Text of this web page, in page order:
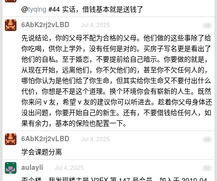
@tyqing #44 实话，借钱基本就是送钱了
48
6AbK2rj2vLBD Jul 4, 2025
先说结论，你的父母不配为合格的父母。他们做的这些事除了给
你吃喝，供你上学外，没有任何是对的。买房子写名更是看出了
他们的自私。至于婚恋，不要提前给自己暗示。你要做的就是，
从现在开始，远离他们，你不欠他们的，甚至你不欠任何人的，
哪怕你认为是他们给了你生命，但其实给你生命又不要付出什么
代价，你想是不是这个道理。换个环境你会有崭新的人生。既然
你来问 v 友，希望 v 友的建议你可以听进去。趁着你父母身体还
没出问题，你要开始自己的新生。还有，不要借钱给任何人，如
果有余力，基本的保险也配置一下。
49
6AbK2rj2vLBD Jul 4, 2025
学会课题分离
50
aulayli Jul 4, 2025